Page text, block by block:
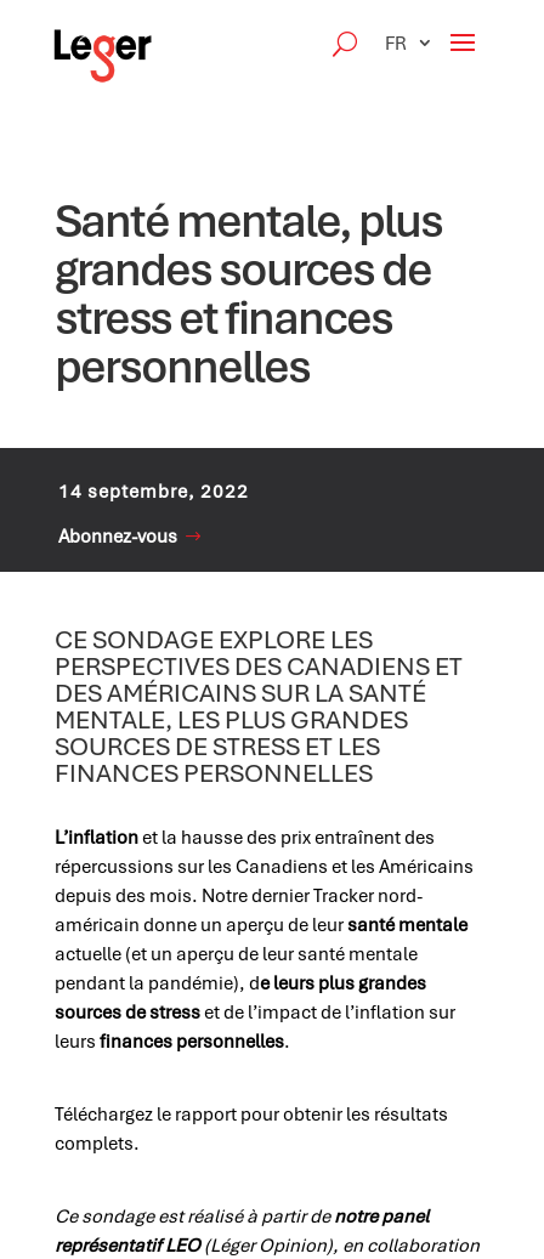
FR
Santé mentale, plus
grandes sources de
stress et finances
personnelles
14 septembre, 2022
Abonnez-vous
CE SONDAGE EXPLORE LES
PERSPECTIVES DES CANADIENS ET
DES AMÉRICAINS SUR LA SANTÉ
MENTALE, LES PLUS GRANDES
SOURCES DE STRESS ET LES
FINANCES PERSONNELLES
L’inflationet la hausse des prix entraînent des
répercussions sur les Canadiens et les Américains
depuis des mois. Notre dernier Tracker nord-
américain donne un aperçu de leursanté mentale
actuelle (et un aperçu de leur santé mentale
pendant la pandémie), de leurs plus grandes
sources de stresset de l’impact de l’inflation sur
leurs finances personnelles.
Téléchargez le rapport pour obtenir les résultats
complets.
Ce sondage est réalisé à partir denotre panel
représentatif LEO(Léger Opinion), en collaboration